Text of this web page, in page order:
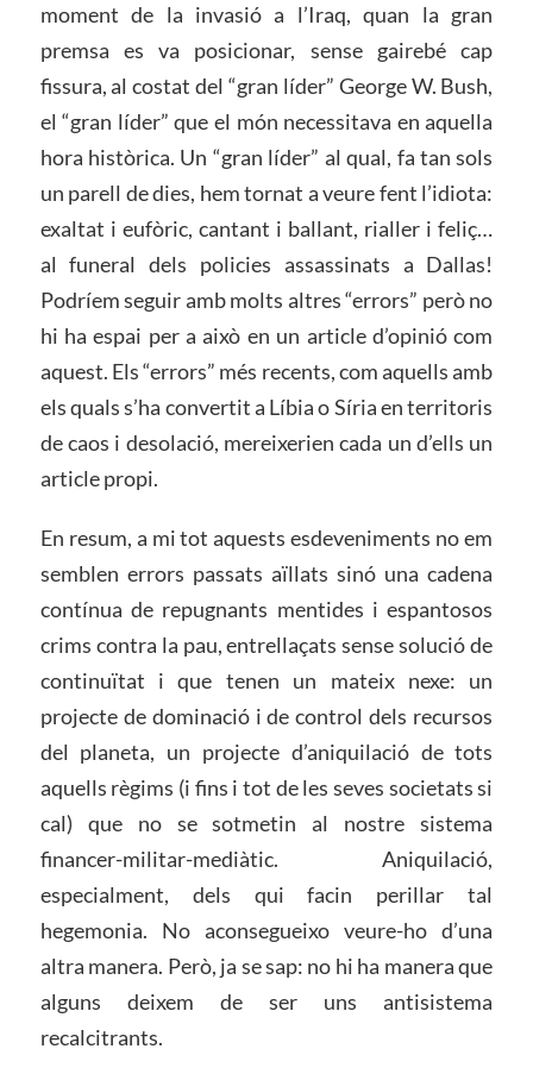
moment de la invasió a l’Iraq, quan la gran
premsa es va posicionar, sense gairebé cap
fissura, al costat del “gran líder” George W. Bush,
el “gran líder” que el món necessitava en aquella
hora històrica. Un “gran líder” al qual, fa tan sols
un parell de dies, hem tornat a veure fent l’idiota:
exaltat i eufòric, cantant i ballant, rialler i feliç…
al funeral dels policies assassinats a Dallas!
Podríem seguir amb molts altres “errors” però no
hi ha espai per a això en un article d’opinió com
aquest. Els “errors” més recents, com aquells amb
els quals s’ha convertit a Líbia o Síria en territoris
de caos i desolació, mereixerien cada un d’ells un
article propi.
En resum, a mi tot aquests esdeveniments no em
semblen errors passats aïllats sinó una cadena
contínua de repugnants mentides i espantosos
crims contra la pau, entrellaçats sense solució de
continuïtat i que tenen un mateix nexe: un
projecte de dominació i de control dels recursos
del planeta, un projecte d’aniquilació de tots
aquells règims (i fins i tot de les seves societats si
cal) que no se sotmetin al nostre sistema
financer-militar-mediàtic. Aniquilació,
especialment, dels qui facin perillar tal
hegemonia. No aconsegueixo veure-ho d’una
altra manera. Però, ja se sap: no hi ha manera que
alguns deixem de ser uns antisistema
recalcitrants.